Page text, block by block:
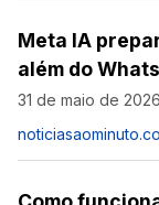
Meta IA
além do
31 de maio de